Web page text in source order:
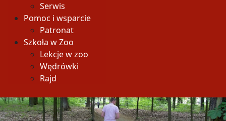
Serwis
Pomoc i wsparcie
Patronat
Szkoła w Zoo
Lekcje w zoo
Wędrówki
Rajd